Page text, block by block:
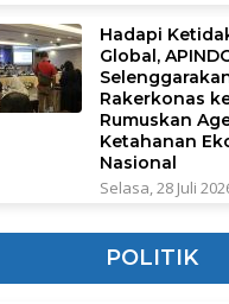
Hadapi
Global,
Rakerkonas
Rumuskan
Ketahanan
Nasional
Selasa, 28 Juli
POLITIK